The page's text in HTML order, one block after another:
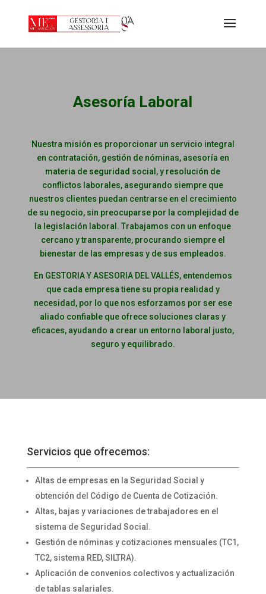
Asesoría Laboral
Nuestra misión es proporcionar un servicio integral
en contratación, gestión de nóminas, asesoría en
materia de seguridad social, y resolución de
conflictos laborales, asegurando siempre que
nuestros clientes puedan centrarse en el crecimiento
de su negocio, sin preocuparse por la complejidad de
la legislación laboral. Trabajamos con un enfoque
cercano y transparente, procurando siempre el
bienestar de las empresas y de sus empleados.
En GESTORIA Y ASESORIA DEL VALLÉS, entendemos
que cada empresa tiene su propia realidad y
necesidad, por lo que nos esforzamos por ser ese
aliado confiable que ofrece soluciones claras y
eficaces, ayudando a crear un entorno laboral justo,
seguro y equilibrado.
Servicios que ofrecemos:
Altas de empresas en la Seguridad Social y
obtención del Código de Cuenta de Cotización.
Altas, bajas y variaciones de trabajadores en el
sistema de Seguridad Social.
Gestión de nóminas y cotizaciones mensuales (TC1,
TC2, sistema RED, SILTRA).
Aplicación de convenios colectivos y actualización
de tablas salariales.